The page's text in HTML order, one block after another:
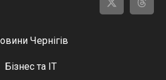
Чернігів
Бізнес та ІТ